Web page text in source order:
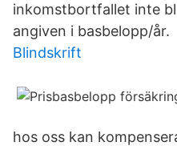
inkomstbortfallet inte
angiven i basbelopp/år.
Blindskrift
hos oss kan